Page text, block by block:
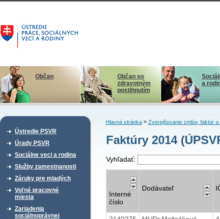
Občan
Občan so
zdravotným
postihnutím
a
Ústredie PSVR
Úrady PSVR
Sociálne veci a rodina
Služby zamestnanosti
Záruky pre mladých
Voľné pracovné
miesta
Zariadenia
sociálnoprávnej
Hlavná stránka> Zverejňovanie zmlúv, faktúr a
Faktúry 2014
Vyhľadať:
Interné
číslo
Dodávateľ